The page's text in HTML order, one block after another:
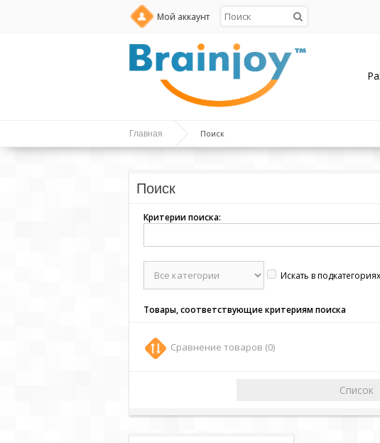
Мой аккаунт
Главная Поиск
Поиск
Критерии поиска:
Искать в подкатегориях
Товары, соответствующие критериям поиска
Сравнение товаров (0)
Список